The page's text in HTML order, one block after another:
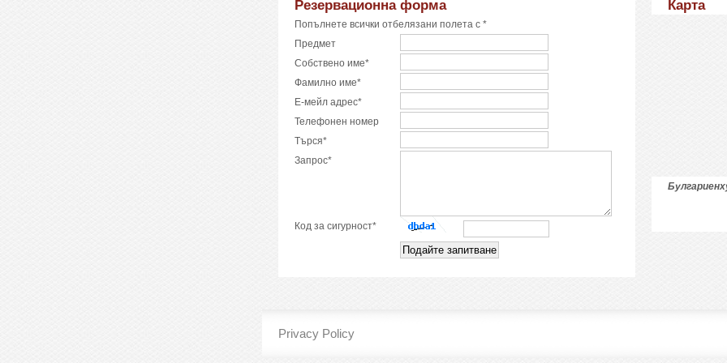
Резервационна форма
Попълнете всички отбелязани полета с *
Предмет
Собствено име*
Фамилно име*
Е-мейл адрес*
Телефонен номер
Търся*
Запрос*
Код за сигурност*
Карта
Privacy Policy